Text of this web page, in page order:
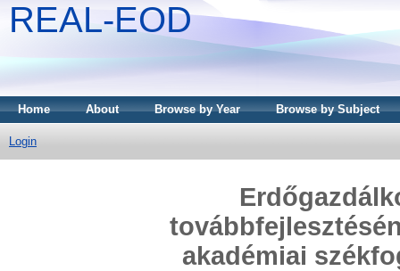
REAL-EOD
Home About Browse by Year Browse by Subject
Login
akadémiai